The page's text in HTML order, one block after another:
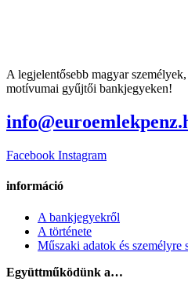
A legjelentősebb magyar
motívumai gyűjtői bankjegyeken!
Facebook Instagram
információ
A bankjegyekről
A története
Műszaki adatok és személyre
Együttműködünk a…